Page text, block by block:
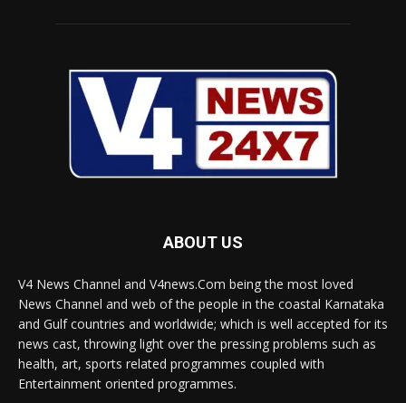
ABOUT US
V4 News Channel and V4news.Com being the most loved
News Channel and web of the people in the coastal Karnataka
and Gulf countries and worldwide; which is well accepted for its
news cast, throwing light over the pressing problems such as
health, art, sports related programmes coupled with
Entertainment oriented programmes.